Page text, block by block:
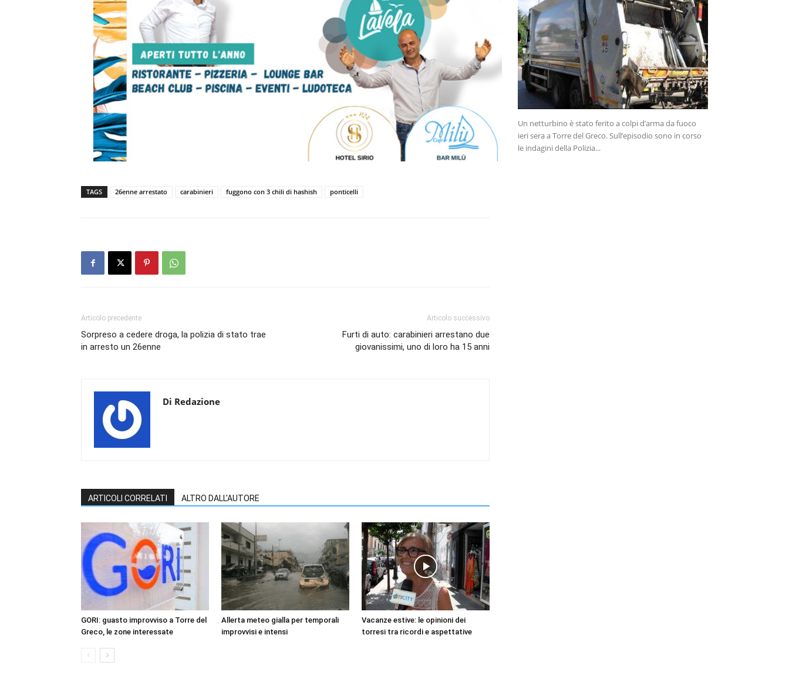
TAGS 26enne arrestato carabinieri fuggono con 3 chili di hashish ponticelli
Articolo precedente
Sorpreso a cedere droga, la polizia di stato trae
in arresto un 26enne
Articolo successivo
Furti di auto: carabinieri arrestano due
giovanissimi, uno di loro ha 15 anni
Di Redazione
ARTICOLI CORRELATI ALTRO DALL'AUTORE
GORI: guasto improvviso a Torre del
Greco, le zone interessate
Allerta meteo gialla per temporali
improvvisi e intensi
Vacanze estive: le opinioni dei
torresi tra ricordi e aspettative
Un netturbino è stato ferito a colpi d’arma da fuoco
ieri sera a Torre del Greco. Sull’episodio sono in corso
le indagini della Polizia...